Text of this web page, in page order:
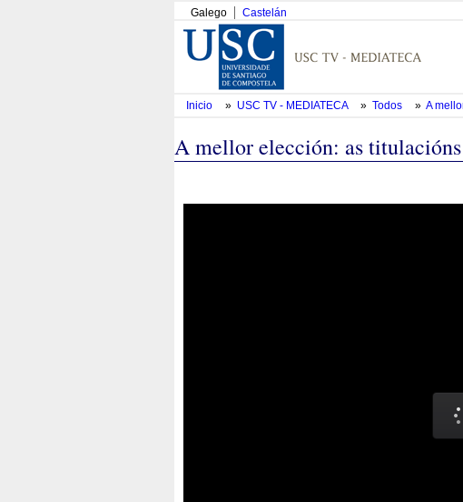
Galego Castelán
Inicio » USC TV - MEDIATECA » Todos » A
A mellor elección: as